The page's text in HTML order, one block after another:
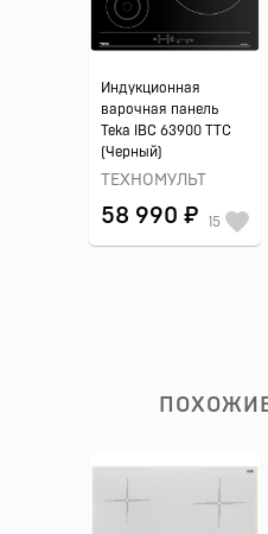
Индукционная
варочная панель
Teka IBC 63900 TTC
(Черный)
ТЕХНОМУЛЬТ
58 990 ₽ 15